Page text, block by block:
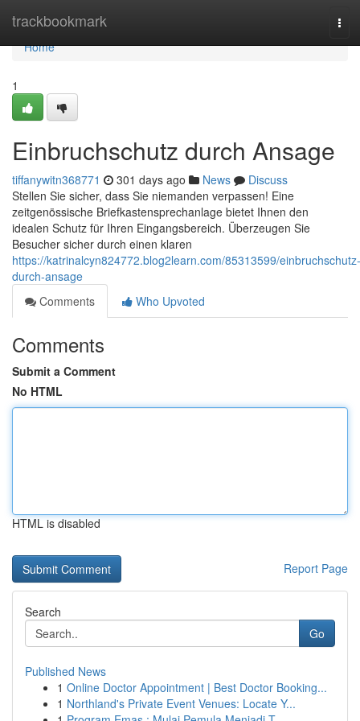
trackbookmark
Home
Home
1
Einbruchschutz durch Ansage
tiffanywitn368771 301 days ago News
Discuss
Stellen Sie sicher, dass Sie niemanden verpassen! Eine
zeitgenössische Briefkastensprechanlage bietet Ihnen den
idealen Schutz für Ihren Eingangsbereich. Überzeugen Sie
Besucher sicher durch einen klaren
https://katrinalcyn824772.blog2learn.com/85313599/einbruchschutz-
durch-ansage
Comments
Who Upvoted
Comments
Submit a Comment
No HTML
HTML is disabled
Report Page
Search
Go
Published News
1 Online Doctor Appointment | Best Doctor Booking...
1 Northland's Private Event Venues: Locate Y...